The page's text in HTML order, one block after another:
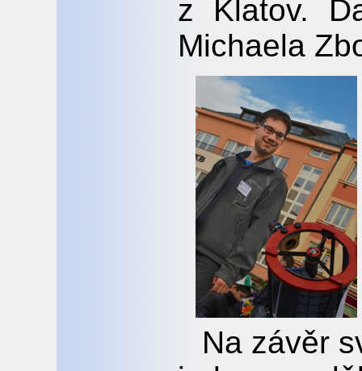
z Klatov.
Michaela
Na závěr